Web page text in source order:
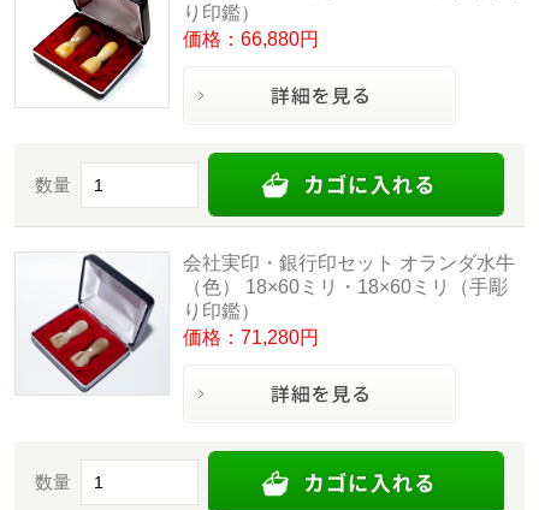
り印鑑）
価格：66,880円
数量
会社実印・銀行印セット オランダ水牛
（色） 18×60ミリ・18×60ミリ（手彫
り印鑑）
価格：71,280円
数量